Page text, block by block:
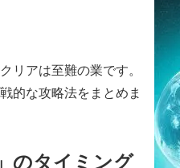
リアは至難の業です。
的な攻略法をまとめま
のタイミング